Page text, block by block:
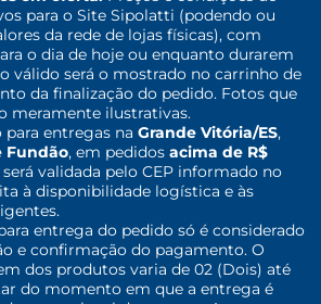
para o Site Sipolatti (podendo ou
da rede de lojas físicas), com
o dia de hoje ou enquanto durarem
válido será o mostrado no carrinho de
da finalização do pedido. Fotos que
meramente ilustrativas.
para entregas na Grande Vitória/ES,
Fundão, em pedidos acima de R$
validada pelo CEP informado no
à disponibilidade logística e às
entrega do pedido só é considerado
e confirmação do pagamento. O
dos produtos varia de 02 (Dois) até
do momento em que a entrega é